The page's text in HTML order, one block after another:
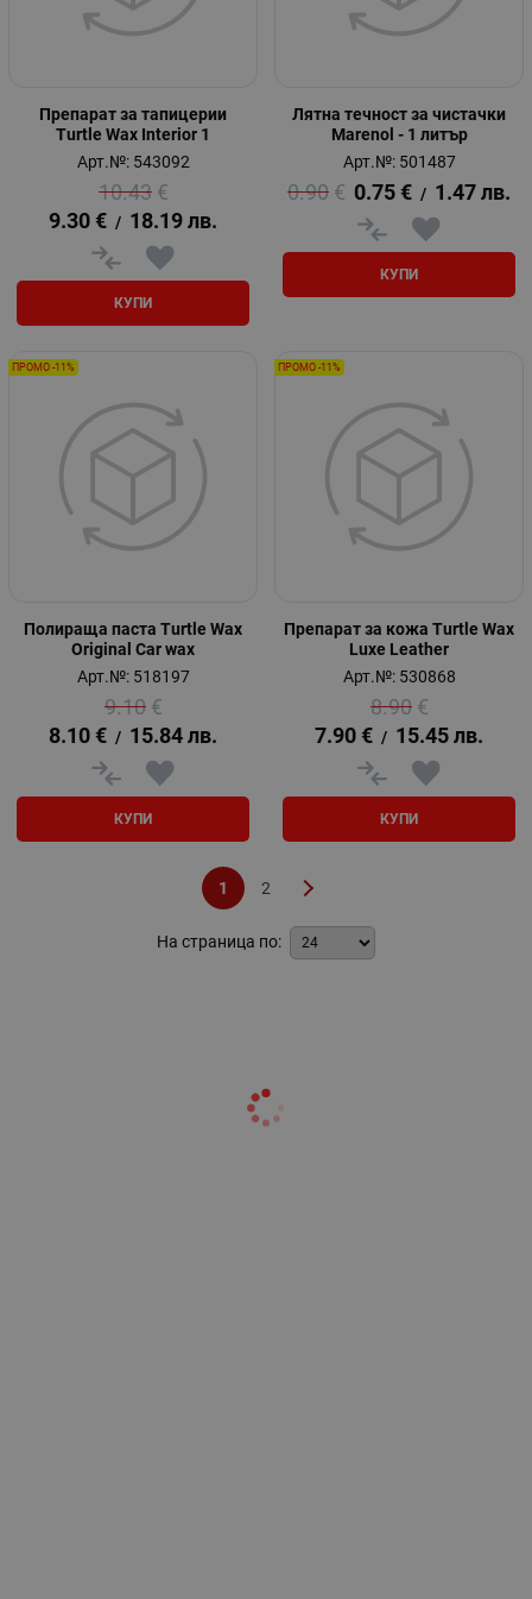
Препарат за тапицерии
Turtle Wax Interior 1
Арт.№: 543092
10.43 €
9.30 € / 18.19 лв.
КУПИ
Лятна течност за чистачки
Marenol - 1 литър
Арт.№: 501487
0.90 € 0.75 € / 1.47 лв.
КУПИ
Полираща паста Turtle Wax
Original Car wax
Арт.№: 518197
9.10 €
8.10 € / 15.84 лв.
КУПИ
ПРОМО -11%
Препарат за кожа Turtle Wax
Luxe Leather
Арт.№: 530868
8.90 €
7.90 € / 15.45 лв.
КУПИ
ПРОМО -11%
1 2
На страница по: